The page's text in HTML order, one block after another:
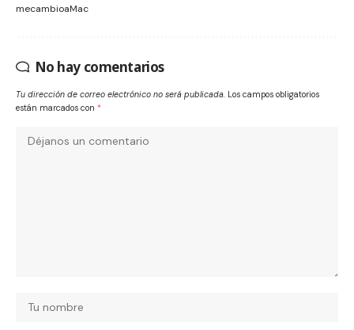
mecambioaMac
No hay comentarios
Tu dirección de correo electrónico no será publicada. Los campos obligatorios
están marcados con *